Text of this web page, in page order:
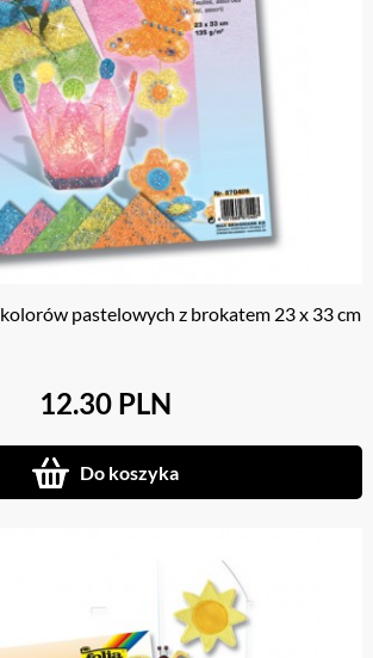
pastelowych z brokatem 23 x 33 cm
12.30 PLN
Do koszyka